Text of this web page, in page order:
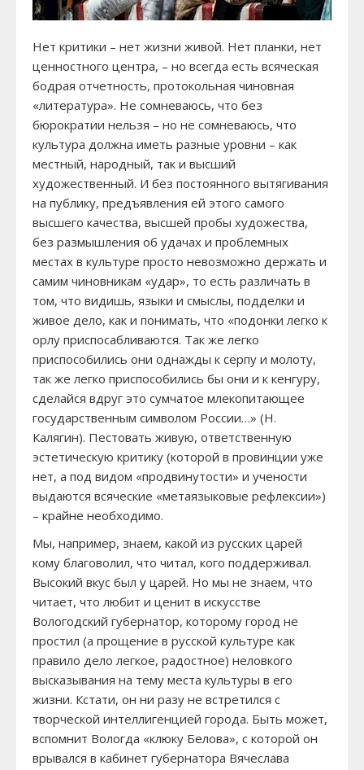
Нет критики – нет жизни живой. Нет планки, нет
ценностного центра, – но всегда есть всяческая
бодрая отчетность, протокольная чиновная
«литература». Не сомневаюсь, что без
бюрократии нельзя – но не сомневаюсь, что
культура должна иметь разные уровни – как
местный, народный, так и высший
художественный. И без постоянного вытягивания
на публику, предъявления ей этого самого
высшего качества, высшей пробы художества,
без размышления об удачах и проблемных
местах в культуре просто невозможно держать и
самим чиновникам «удар», то есть различать в
том, что видишь, языки и смыслы, подделки и
живое дело, как и понимать, что «подонки легко к
орлу приспосабливаются. Так же легко
приспособились они однажды к серпу и молоту,
так же легко приспособились бы они и к кенгуру,
сделайся вдруг это сумчатое млекопитающее
государственным символом России…» (Н.
Калягин). Пестовать живую, ответственную
эстетическую критику (которой в провинции уже
нет, а под видом «продвинутости» и учености
выдаются всяческие «метаязыковые рефлексии»)
– крайне необходимо.
Мы, например, знаем, какой из русских царей
кому благоволил, что читал, кого поддерживал.
Высокий вкус был у царей. Но мы не знаем, что
читает, что любит и ценит в искусстве
Вологодский губернатор, которому город не
простил (а прощение в русской культуре как
правило дело легкое, радостное) неловкого
высказывания на тему места культуры в его
жизни. Кстати, он ни разу не встретился с
творческой интеллигенцией города. Быть может,
вспомнит Вологда «клюку Белова», с которой он
врывался в кабинет губернатора Вячеслава